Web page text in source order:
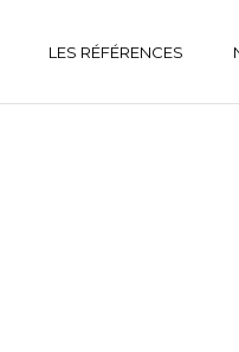
LES RÉFÉRENCES